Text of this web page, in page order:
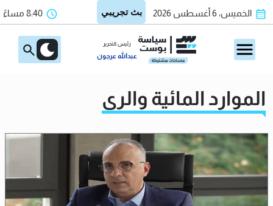
الخميس، 6 أغسطس 2026 8:40 مساءً
رئيس التحرير
عبدالله عرجون
الموارد المائية والري